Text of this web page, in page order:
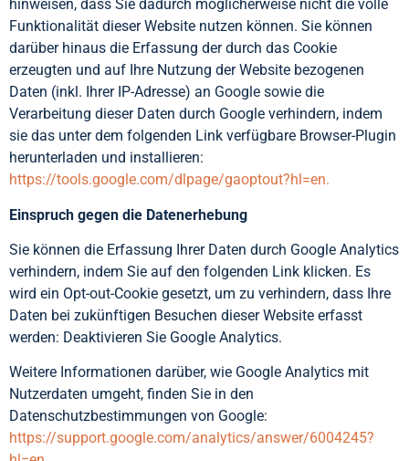
hinweisen, dass Sie dadurch möglicherweise nicht die volle
Funktionalität dieser Website nutzen können. Sie können
darüber hinaus die Erfassung der durch das Cookie
erzeugten und auf Ihre Nutzung der Website bezogenen
Daten (inkl. Ihrer IP-Adresse) an Google sowie die
Verarbeitung dieser Daten durch Google verhindern, indem
sie das unter dem folgenden Link verfügbare Browser-Plugin
herunterladen und installieren:
https://tools.google.com/dlpage/gaoptout?hl=en.
Einspruch gegen die Datenerhebung
Sie können die Erfassung Ihrer Daten durch Google Analytics
verhindern, indem Sie auf den folgenden Link klicken. Es
wird ein Opt-out-Cookie gesetzt, um zu verhindern, dass Ihre
Daten bei zukünftigen Besuchen dieser Website erfasst
werden: Deaktivieren Sie Google Analytics.
Weitere Informationen darüber, wie Google Analytics mit
Nutzerdaten umgeht, finden Sie in den
Datenschutzbestimmungen von Google:
https://support.google.com/analytics/answer/6004245?